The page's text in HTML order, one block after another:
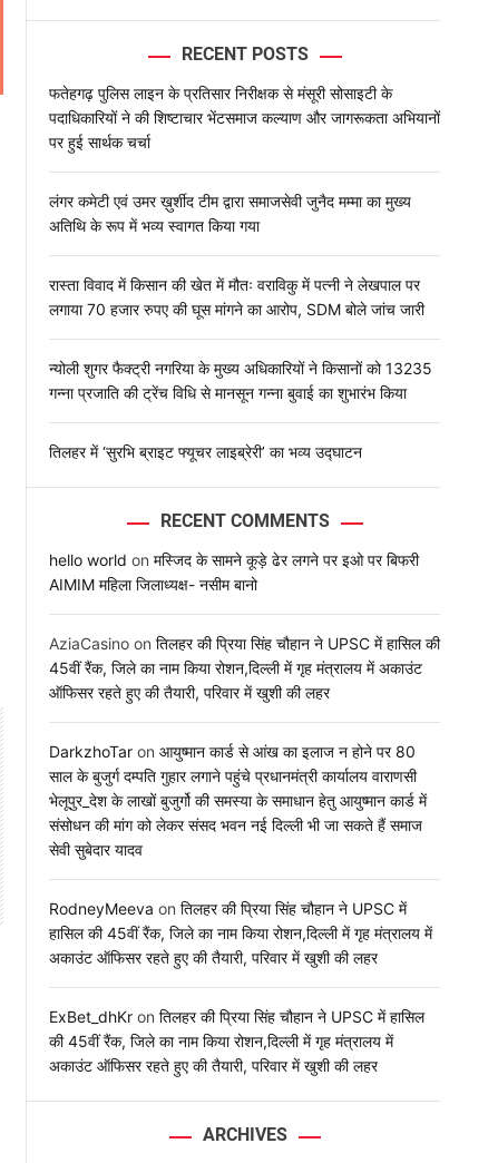
r
o
e
RECENT POSTS
फतेहगढ़ पुलिस लाइन के प्रतिसार निरीक्षक से मंसूरी सोसाइटी के
पदाधिकारियों ने की शिष्टाचार भेंटसमाज कल्याण और जागरूकता अभियानों
पर हुई सार्थक चर्चा
लंगर कमेटी एवं उमर ख़ुर्शीद टीम द्वारा समाजसेवी जुनैद मम्मा का मुख्य
अतिथि के रूप में भव्य स्वागत किया गया
रास्ता विवाद में किसान की खेत में मौतः वराविकु में पत्नी ने लेखपाल पर
लगाया 70 हजार रुपए की घूस मांगने का आरोप, SDM बोले जांच जारी
न्योली शुगर फैक्ट्री नगरिया के मुख्य अधिकारियों ने किसानों को 13235
गन्ना प्रजाति की ट्रेंच विधि से मानसून गन्ना बुवाई का शुभारंभ किया
तिलहर में ‘सुरभि ब्राइट फ्यूचर लाइब्रेरी’ का भव्य उद्घाटन
RECENT COMMENTS
hello world on मस्जिद के सामने कूड़े ढेर लगने पर इओ पर बिफरी
AIMIM महिला जिलाध्यक्ष- नसीम बानो
AziaCasino on तिलहर की प्रिया सिंह चौहान ने UPSC में हासिल की
45वीं रैंक, जिले का नाम किया रोशन,दिल्ली में गृह मंत्रालय में अकाउंट
ऑफिसर रहते हुए की तैयारी, परिवार में खुशी की लहर
DarkzhoTar on आयुष्मान कार्ड से आंख का इलाज न होने पर 80
साल के बुजुर्ग दम्पति गुहार लगाने पहुंचे प्रधानमंत्री कार्यालय वाराणसी
भेलूपुर_देश के लाखों बुजुर्गो की समस्या के समाधान हेतु आयुष्मान कार्ड में
संसोधन की मांग को लेकर संसद भवन नई दिल्ली भी जा सकते हैं समाज
सेवी सुबेदार यादव
RodneyMeeva on तिलहर की प्रिया सिंह चौहान ने UPSC में
हासिल की 45वीं रैंक, जिले का नाम किया रोशन,दिल्ली में गृह मंत्रालय में
अकाउंट ऑफिसर रहते हुए की तैयारी, परिवार में खुशी की लहर
ExBet_dhKr on तिलहर की प्रिया सिंह चौहान ने UPSC में हासिल
की 45वीं रैंक, जिले का नाम किया रोशन,दिल्ली में गृह मंत्रालय में
अकाउंट ऑफिसर रहते हुए की तैयारी, परिवार में खुशी की लहर
ARCHIVES